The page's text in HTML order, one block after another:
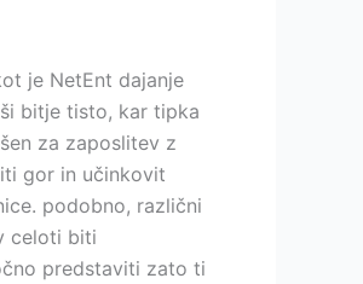
je NetEnt dajanje
bitje tisto, kar tipka
za zaposlitev z
gor in učinkovit
podobno, različni
celoti biti
predstaviti zato ti